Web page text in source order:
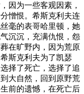
因为一些客观因素，
憎恨。希斯克利夫连
毫的表哥哈里顿，她
沉沉，充满仇恨，怨
在旷野内，因为荒原
斯克利夫为了凯瑟
择了死亡，选择了追
大自然，回到原野荒
前的遗憾，在死亡后